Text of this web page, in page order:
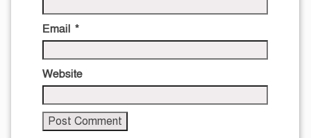
Email *
Website